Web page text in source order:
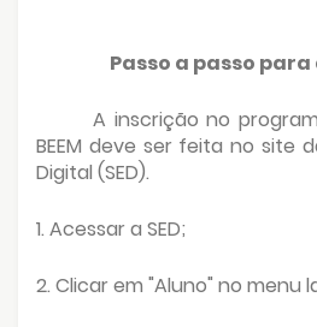
Passo a passo
A inscrição no
BEEM deve ser feita no site
Digital (SED).
1. Acessar a SED;
2. Clicar em "Aluno" no menu